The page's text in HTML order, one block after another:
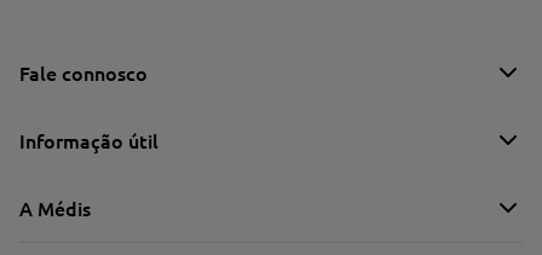
Fale connosco
Informação útil
A Médis